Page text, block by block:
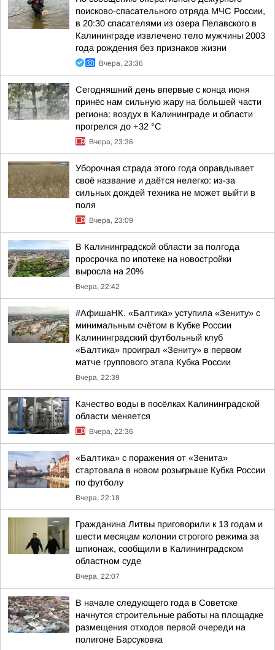
поисково-спасательного отряда МЧС России,
в 20:30 спасателями из озера Пелавского в
Калининграде извлечено тело мужчины 2003
года рождения без признаков жизни
Вчера, 23:36
Сегодняшний день впервые с конца июня
принёс нам сильную жару на большей части
региона: воздух в Калининграде и области
прогрелся до +32 °С
Вчера, 23:36
Уборочная страда этого года оправдывает
своё название и даётся нелегко: из-за
сильных дождей техника не может выйти в
поля
Вчера, 23:09
В Калининградской области за полгода
просрочка по ипотеке на новостройки
выросла на 20%
Вчера, 22:42
#АфишаНК. «Балтика» уступила «Зениту» с
минимальным счётом в Кубке России
Калининградский футбольный клуб
«Балтика» проиграл «Зениту» в первом
матче группового этапа Кубка России
Вчера, 22:39
Качество воды в посёлках Калининградской
области меняется
Вчера, 22:36
«Балтика» с поражения от «Зенита»
стартовала в новом розыгрыше Кубка России
по футболу
Вчера, 22:18
Гражданина Литвы приговорили к 13 годам и
шести месяцам колонии строгого режима за
шпионаж, сообщили в Калининградском
областном суде
Вчера, 22:07
В начале следующего года в Советске
начнутся строительные работы на площадке
размещения отходов первой очереди на
полигоне Барсуковка